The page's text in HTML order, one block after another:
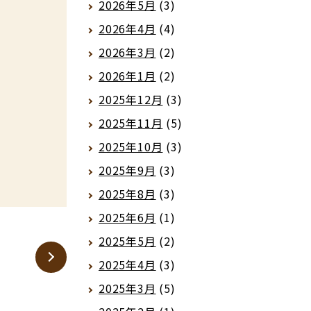
2026年5月 (3)
2026年4月 (4)
2026年3月 (2)
2026年1月 (2)
2025年12月 (3)
2025年11月 (5)
2025年10月 (3)
2025年9月 (3)
2025年8月 (3)
2025年6月 (1)
2025年5月 (2)
2025年4月 (3)
2025年3月 (5)